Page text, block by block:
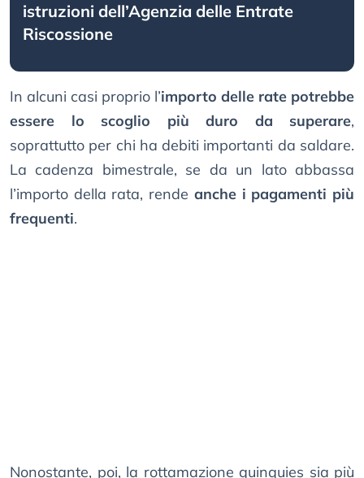
istruzioni dell’Agenzia delle Entrate
Riscossione
In alcuni casi proprio l’importo delle rate potrebbe
essere lo scoglio più duro da superare,
soprattutto per chi ha debiti importanti da saldare.
La cadenza bimestrale, se da un lato abbassa
l’importo della rata, rende anche i pagamenti più
frequenti.
Nonostante, poi, la rottamazione quinquies sia più